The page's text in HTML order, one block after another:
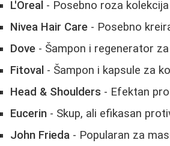
L'Oreal - Posebno roza
Nivea Hair Care - Posebno
Dove - Šampon i regenerator
Fitoval - Šampon i kapsule za
Head & Shoulders - Efektan
Eucerin - Skup, ali efikasan
John Frieda - Popularan za